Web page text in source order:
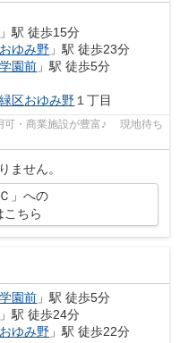
」駅 徒歩15分
おゆみ野 」駅 徒歩23分
学園前 」駅 徒歩5分
区おゆみ野 １丁目
可・商業施設が豊富♪ 現地待ち
ません。
」への
こちら
学園前 」駅 徒歩5分
」駅 徒歩24分
おゆみ野 」駅 徒歩22分